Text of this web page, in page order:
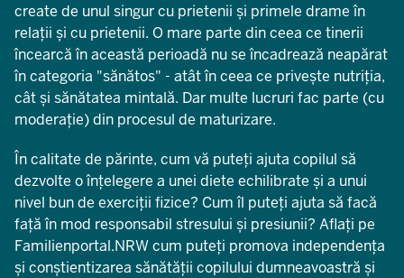
create de unul singur cu prietenii și primele drame în
relații și cu prietenii. O mare parte din ceea ce tinerii
încearcă în această perioadă nu se încadrează neapărat
în categoria "sănătos" - atât în ceea ce privește nutriția,
cât și sănătatea mintală. Dar multe lucruri fac parte (cu
moderație) din procesul de maturizare.
În calitate de părinte, cum vă puteți ajuta copilul să
dezvolte o înțelegere a unei diete echilibrate și a unui
nivel bun de exerciții fizice? Cum îl puteți ajuta să facă
față în mod responsabil stresului și presiunii? Aflați pe
Familienportal.NRW cum puteți promova independența
și conștientizarea sănătății copilului dumneavoastră și